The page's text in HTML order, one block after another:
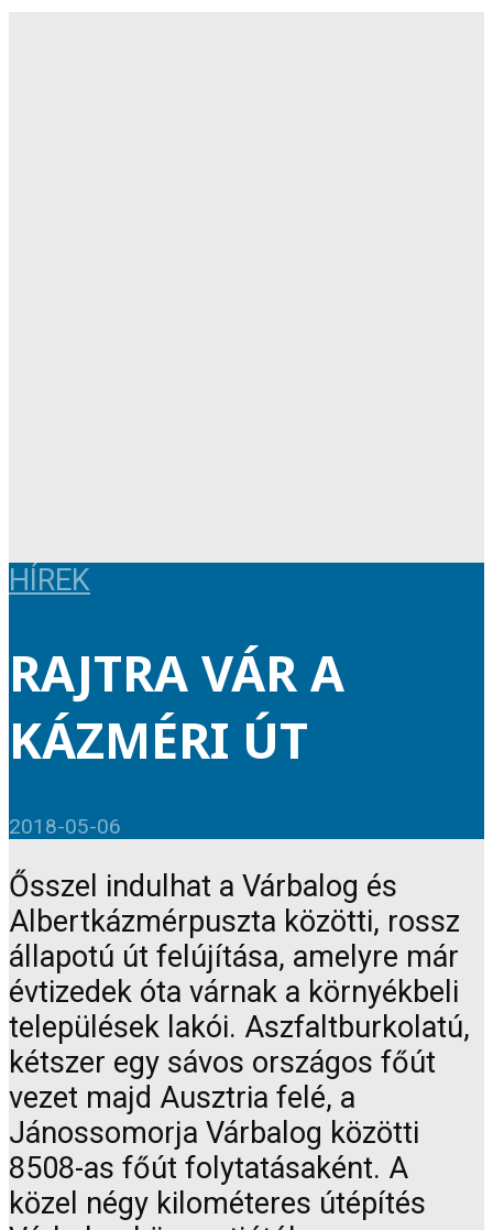
HÍREK
RAJTRA VÁR A
KÁZMÉRI ÚT
2018-05-06
Ősszel indulhat a Várbalog és
Albertkázmérpuszta közötti, rossz
állapotú út felújítása, amelyre már
évtizedek óta várnak a környékbeli
települések lakói. Aszfaltburkolatú,
kétszer egy sávos országos főút
vezet majd Ausztria felé, a
Jánossomorja Várbalog közötti
8508-as főút folytatásaként. A
közel négy kilométeres útépítés